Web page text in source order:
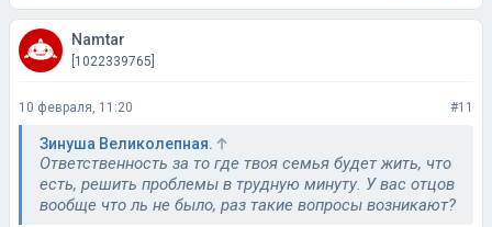
Namtar
[1022339765]
10 февраля, 11:20 #11
Зинуша Великолепная.
Ответственность за то где твоя семья будет жить, что
есть, решить проблемы в трудную минуту. У вас отцов
вообще что ль не было, раз такие вопросы возникают?